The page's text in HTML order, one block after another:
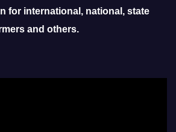
for international, national, state
and others.